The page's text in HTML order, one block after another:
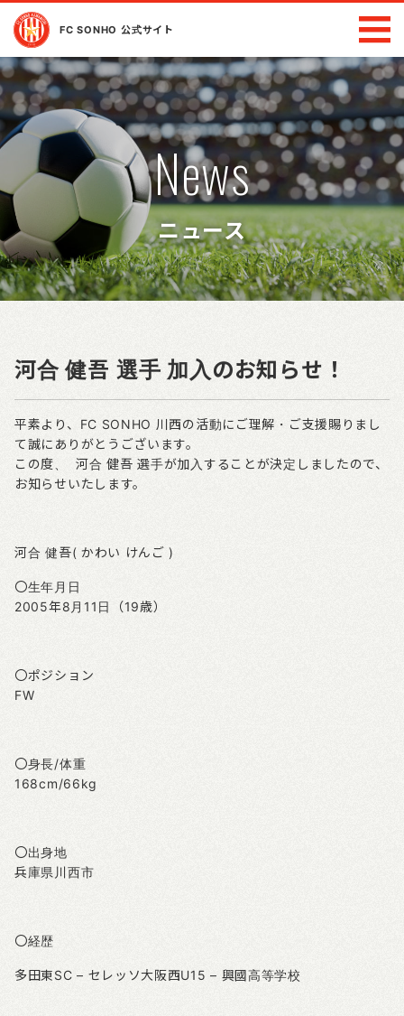
FC SONHO 公式サイト
News
ニュース
河合 健吾 選手 加入のお知らせ！
平素より、FC SONHO 川西の活動にご理解・ご支援賜りまし
て誠にありがとうございます。
この度、 河合 健吾 選手が加入することが決定しましたので、
お知らせいたします。
河合 健吾( かわい けんご )
〇生年月日
2005年8月11日（19歳）
〇ポジション
FW
〇身長/体重
168cm/66kg
〇出身地
兵庫県川西市
〇経歴
多田東SC – セレッソ大阪西U15 – 興國高等学校